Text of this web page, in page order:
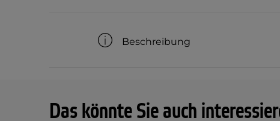
Beschreibung
Das könnte Sie auch